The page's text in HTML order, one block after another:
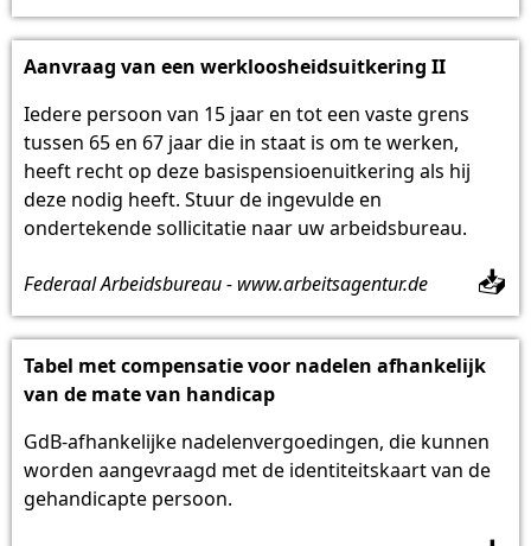
Aanvraag van een werkloosheidsuitkering II
Iedere persoon van 15 jaar en tot een vaste grens
tussen 65 en 67 jaar die in staat is om te werken,
heeft recht op deze basispensioenuitkering als hij
deze nodig heeft. Stuur de ingevulde en
ondertekende sollicitatie naar uw arbeidsbureau.
Federaal Arbeidsbureau - www.arbeitsagentur.de 📥
Tabel met compensatie voor nadelen afhankelijk
van de mate van handicap
GdB-afhankelijke nadelenvergoedingen, die kunnen
worden aangevraagd met de identiteitskaart van de
gehandicapte persoon.